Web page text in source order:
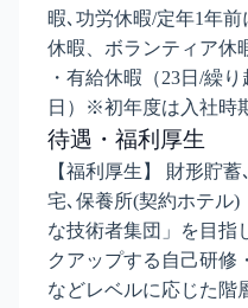
暇､功労休暇/定年1年
休暇、ボランティア
・有給休暇（23日/繰
日）※初年度は入社時
待遇・福利厚生
【福利厚生】 財形貯
宅､保養所(契約ホテル)
な技術者集団」を目指
クアップする自己研修
などレベルに応じた階